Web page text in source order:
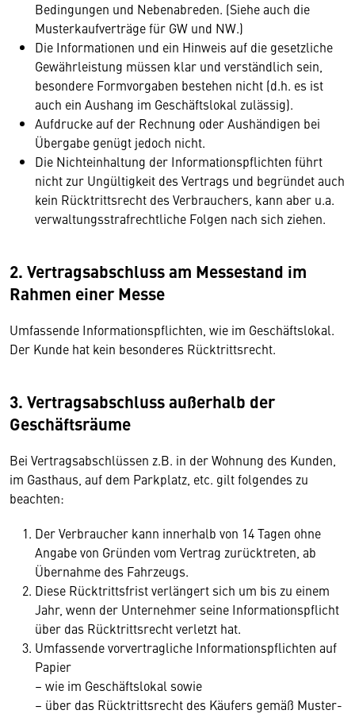
Bedingungen und Nebenabreden. (Siehe auch die
Musterkaufverträge für GW und NW.)
Die Informationen und ein Hinweis auf die gesetzliche
Gewährleistung müssen klar und verständlich sein,
besondere Formvorgaben bestehen nicht (d.h. es ist
auch ein Aushang im Geschäftslokal zulässig).
Aufdrucke auf der Rechnung oder Aushändigen bei
Übergabe genügt jedoch nicht.
Die Nichteinhaltung der Informationspflichten führt
nicht zur Ungültigkeit des Vertrags und begründet auch
kein Rücktrittsrecht des Verbrauchers, kann aber u.a.
verwaltungsstrafrechtliche Folgen nach sich ziehen.
2. Vertragsabschluss am Messestand im
Rahmen einer Messe
Umfassende Informationspflichten, wie im Geschäftslokal.
Der Kunde hat kein besonderes Rücktrittsrecht.
3. Vertragsabschluss außerhalb der
Geschäftsräume
Bei Vertragsabschlüssen z.B. in der Wohnung des Kunden,
im Gasthaus, auf dem Parkplatz, etc. gilt folgendes zu
beachten:
Der Verbraucher kann innerhalb von 14 Tagen ohne
Angabe von Gründen vom Vertrag zurücktreten, ab
Übernahme des Fahrzeugs.
Diese Rücktrittsfrist verlängert sich um bis zu einem
Jahr, wenn der Unternehmer seine Informationspflicht
über das Rücktrittsrecht verletzt hat.
Umfassende vorvertragliche Informationspflichten auf
Papier
– wie im Geschäftslokal sowie
– über das Rücktrittsrecht des Käufers gemäß Muster-